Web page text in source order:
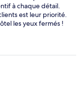
à chaque détail.
est leur priorité.
les yeux fermés !